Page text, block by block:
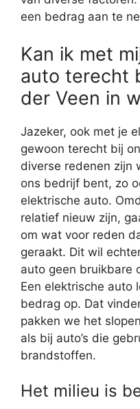
een bedrag aan te
Kan ik met
auto terecht
der Veen in
Jazeker, ook met je
gewoon terecht bij
diverse redenen zijn
ons bedrijf bent, zo
elektrische auto.
relatief nieuw zijn,
om wat voor reden
geraakt. Dit wil
auto geen bruikbare
Een elektrische auto
bedrag op. Dat
pakken we het
als bij auto’s die
brandstoffen.
Het milieu is